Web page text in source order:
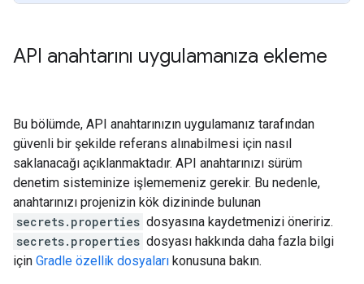
API anahtarını uygulamanıza ekleme
Bu bölümde, API anahtarınızın uygulamanız tarafından
güvenli bir şekilde referans alınabilmesi için nasıl
saklanacağı açıklanmaktadır. API anahtarınızı sürüm
denetim sisteminize işlememeniz gerekir. Bu nedenle,
anahtarınızı projenizin kök dizininde bulunan
secrets.properties dosyasına kaydetmenizi öneririz.
secrets.properties dosyası hakkında daha fazla bilgi
için Gradle özellik dosyaları konusuna bakın.